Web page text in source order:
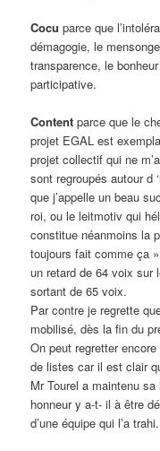
Cocu parce que
démagogie, le
transparence, le
participative.
Content parce que le
projet EGAL est
projet collectif qui ne
sont regroupés autour d
que j’appelle un beau
roi, ou le leitmotiv qui
constitue néanmoins la
toujours fait comme ça
un retard de 64 voix sur
sortant de 65 voix.
Par contre je regrette
mobilisé, dès la fin du
On peut regretter
de listes car il est clair
Mr Tourel a maintenu sa
honneur y a-t- il à être
d’une équipe qui l’a trahi.